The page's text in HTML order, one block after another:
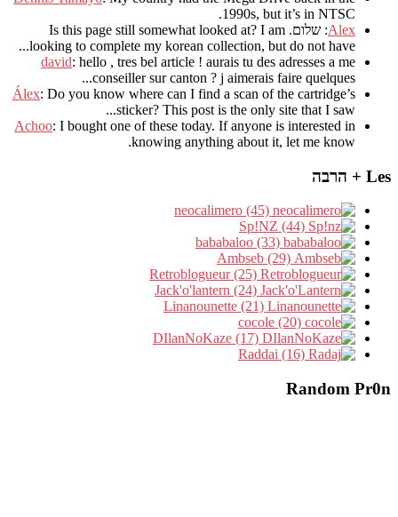
1990s, but it’s in NTSC
.
Alex: שלום. Is this page still somewhat looked at? I am
looking to complete my korean collection, but do not have..
.
david: hello , tres bel article ! aurais tu des adresses a me
conseiller sur canton ? j aimerais faire quelques..
.
Álex: Do you know where can I find a scan of the cartridge’s
sticker? This post is the only site that I saw...
Achoo: I bought one of these today. If anyone is interested in
knowing anything about it, let me know.
Les + הרבה
Random Pr0n